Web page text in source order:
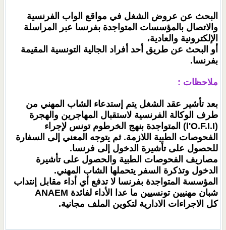
البحث عن عروض الشغل في مواقع الواب الفرنسية
والاتصال بالمؤسسات المتواجدة بفرنسا عبر المراسلة
الإلكترونية والعادية،
أو البحث عن طريق أحد أفراد الجالية التونسية المقيمة
بفرنسا.
ملاحظات :
بعد تأشير عقد الشغل يتم إستدعاء الشاب المهني من
طرف الوكالة الفرنسية لاستقبال المهاجرين والهجرة
(l'O.F.I.I) المتواجدة بنهج الخرطوم تونس لإجراء
الفحوصات الطبية اللازمة. ثم يتوجه المعني إلى السفارة
للحصول على تأشيرة الدخول إلى فرنسا.
مصاريف الفحوصات الطبية والحصول على تأشيرة
الدخول وتذكرة السفر يتحملها الشاب المهني.
المؤسسة المتواجدة بفرنسا لا تدفع أي أداء مقابل إنتداب
شبان مهنيين تونسيين ما عدا الأداء لفائدة ANAEM
كل الاجراءات الادارية لتكوين الملف مجانية.